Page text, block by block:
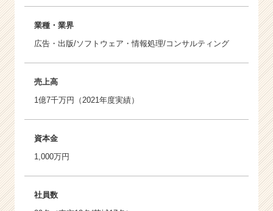
業種・業界
広告・出版/ソフトウェア・情報処理/コンサルティング
売上高
1億7千万円（2021年度実績）
資本金
1,000万円
社員数